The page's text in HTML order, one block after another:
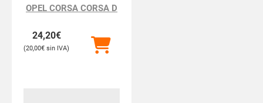
OPEL CORSA CORSA D
24,20€
20,00€